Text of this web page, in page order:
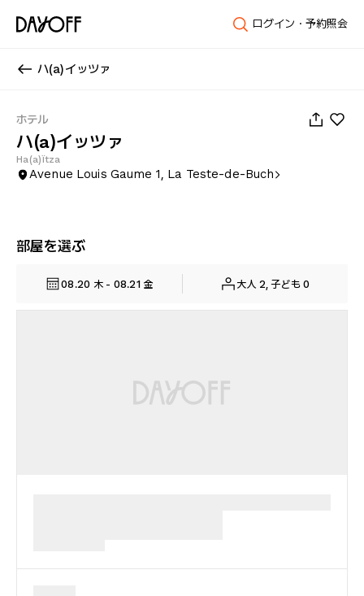
ログイン・予約照会
ハ(a)イッツァ
ホテル
ハ(a)イッツァ
Ha(a)ïtza
Avenue Louis Gaume 1, La Teste-de-Buch
部屋を選ぶ
08.20 木 - 08.21 金 大人 2, 子ども 0